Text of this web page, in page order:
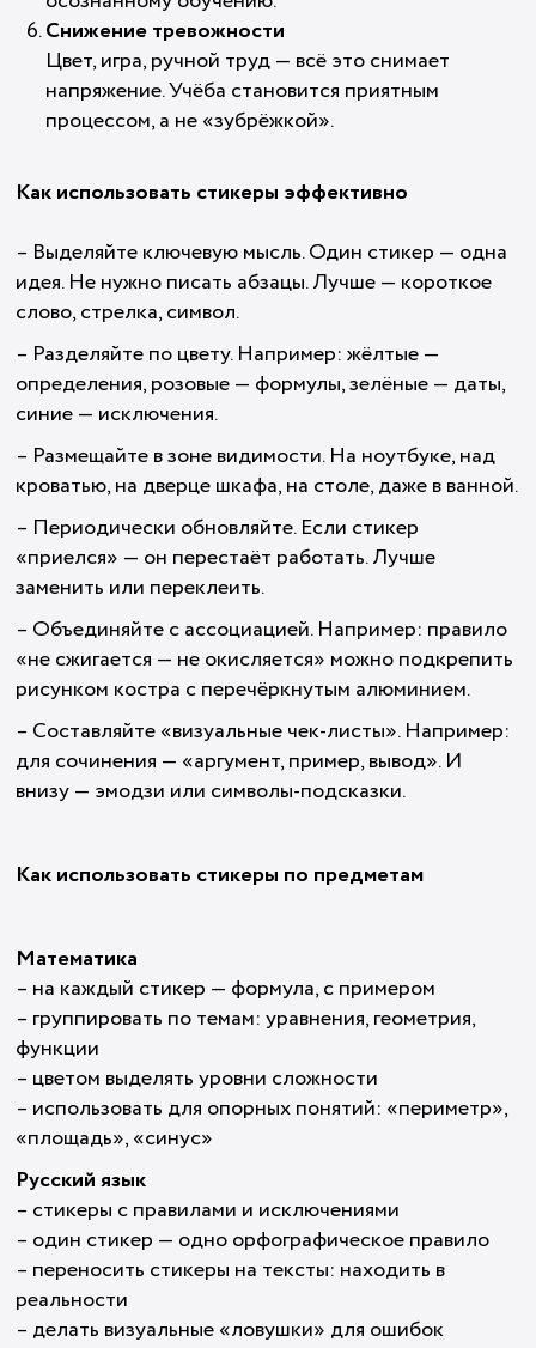
Снижение тревожности
Цвет, игра, ручной труд — всё это снимает
напряжение. Учёба становится приятным
процессом, а не «зубрёжкой».
Как использовать стикеры эффективно
– Выделяйте ключевую мысль. Один стикер — одна
идея. Не нужно писать абзацы. Лучше — короткое
слово, стрелка, символ.
– Разделяйте по цвету. Например: жёлтые —
определения, розовые — формулы, зелёные — даты,
синие — исключения.
– Размещайте в зоне видимости. На ноутбуке, над
кроватью, на дверце шкафа, на столе, даже в ванной.
– Периодически обновляйте. Если стикер
«приелся» — он перестаёт работать. Лучше
заменить или переклеить.
– Объединяйте с ассоциацией. Например: правило
«не сжигается — не окисляется» можно подкрепить
рисунком костра с перечёркнутым алюминием.
– Составляйте «визуальные чек-листы». Например:
для сочинения — «аргумент, пример, вывод». И
внизу — эмодзи или символы-подсказки.
Как использовать стикеры по предметам
Математика
– на каждый стикер — формула, с примером
– группировать по темам: уравнения, геометрия,
функции
– цветом выделять уровни сложности
– использовать для опорных понятий: «периметр»,
«площадь», «синус»
Русский язык
– стикеры с правилами и исключениями
– один стикер — одно орфографическое правило
– переносить стикеры на тексты: находить в
реальности
– делать визуальные «ловушки» для ошибок